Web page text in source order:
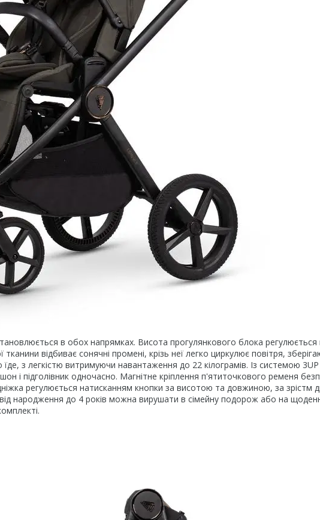
в обох напрямках. Висота прогулянкового блока регулюється
відбиває сонячні промені, крізь неї легко циркулює повітря,
з легкістю витримуючи навантаження до 22 кілограмів. Із системою
і підголівник одночасно. Магнітне кріплення п'ятиточкового ременя
регулюється натисканням кнопки за висотою та довжиною, за зрістм
народження до 4 років можна вирушати в сімейну подорож або на